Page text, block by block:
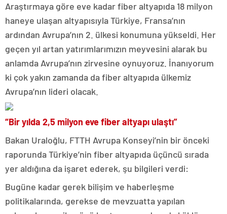
Araştırmaya göre eve kadar fiber altyapıda 18 milyon
haneye ulaşan altyapısıyla Türkiye, Fransa’nın
ardından Avrupa’nın 2. ülkesi konumuna yükseldi. Her
geçen yıl artan yatırımlarımızın meyvesini alarak bu
anlamda Avrupa’nın zirvesine oynuyoruz. İnanıyorum
ki çok yakın zamanda da fiber altyapıda ülkemiz
Avrupa’nın lideri olacak.
“Bir yılda 2,5 milyon eve fiber altyapı ulaştı”
Bakan Uraloğlu, FTTH Avrupa Konseyi’nin bir önceki
raporunda Türkiye’nin fiber altyapıda üçüncü sırada
yer aldığına da işaret ederek, şu bilgileri verdi:
Bugüne kadar gerek bilişim ve haberleşme
politikalarında, gerekse de mevzuatta yapılan